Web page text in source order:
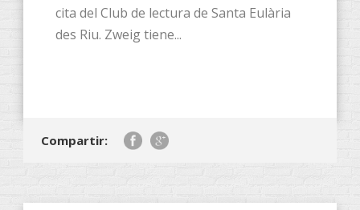
cita del Club de lectura de Santa Eulària
des Riu. Zweig tiene...
Compartir: